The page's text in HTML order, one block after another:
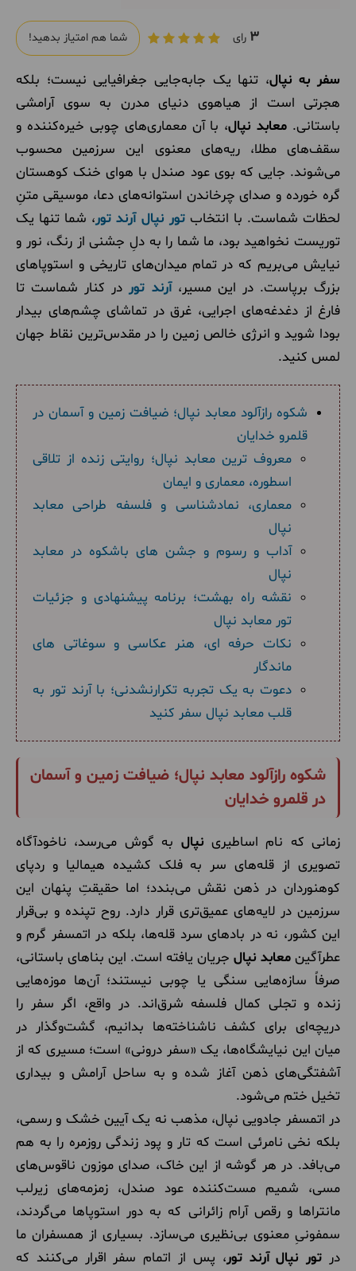
3 رای شما هم امتیاز بدهید!
سفر به نپال، تنها یک جابه‌جایی جغرافیایی نیست؛ بلکه
هجرتی است از هیاهوی دنیای مدرن به سوی آرامشی
باستانی. معابد نپال، با آن معماری‌های چوبی خیره‌کننده و
سقف‌های مطلا، ریه‌های معنوی این سرزمین محسوب
می‌شوند. جایی که بوی عود صندل با هوای خنک کوهستان
گره خورده و صدای چرخاندن استوانه‌های دعا، موسیقی متنِ
لحظات شماست. با انتخابتور نپال آرند تور، شما تنها یک
توریست نخواهید بود، ما شما را به دلِ جشنی از رنگ، نور و
نیایش می‌بریم که در تمام میدان‌های تاریخی و استوپاهای
بزرگ برپاست. در این مسیر،آرند تور در کنار شماست تا
فارغ از دغدغه‌های اجرایی، غرق در تماشای چشم‌های بیدار
بودا شوید و انرژی خالص زمین را در مقدس‌ترین نقاط جهان
لمس کنید.
شکوه رازآلود معابد نپال؛ ضیافت زمین و آسمان در
قلمرو خدایان
معروف ترین معابد نپال؛ روایتی زنده از تلاقی
اسطوره، معماری و ایمان
معماری، نمادشناسی و فلسفه طراحی معابد
نپال
آداب و رسوم و جشن های باشکوه در معابد
نپال
نقشه راه بهشت؛ برنامه پیشنهادی و جزئیات
تور معابد نپال
نکات حرفه ای، هنر عکاسی و سوغاتی های
ماندگار
دعوت به یک تجربه تکرارنشدنی؛ با آرند تور به
قلب معابد نپال سفر کنید
شکوه رازآلود معابد نپال؛ ضیافت زمین و آسمان
در قلمرو خدایان
زمانی که نام اساطیری نپال به گوش می‌رسد، ناخودآگاه
تصویری از قله‌های سر به فلک کشیده هیمالیا و ردپای
کوهنوردان در ذهن نقش می‌بندد؛ اما حقیقتِ پنهان این
سرزمین در لایه‌های عمیق‌تری قرار دارد. روح تپنده و بی‌قرار
این کشور، نه در بادهای سرد قله‌ها، بلکه در اتمسفر گرم و
عطرآگین معابد نپال جریان یافته است. این بناهای باستانی،
صرفاً سازه‌هایی سنگی یا چوبی نیستند؛ آن‌ها موزه‌هایی
زنده و تجلی کمال فلسفه شرق‌اند. در واقع، اگر سفر را
دریچه‌ای برای کشف ناشناخته‌ها بدانیم، گشت‌وگذار در
میان این نیایشگاه‌ها، یک «سفر درونی» است؛ مسیری که از
آشفتگی‌های ذهن آغاز شده و به ساحل آرامش و بیداری
تخیل ختم می‌شود.
در اتمسفر جادویی نپال، مذهب نه یک آیین خشک و رسمی،
بلکه نخی نامرئی است که تار و پود زندگی روزمره را به هم
می‌بافد. در هر گوشه از این خاک، صدای موزون ناقوس‌های
مسی، شمیم مست‌کننده عود صندل، زمزمه‌های زیرلب
مانتراها و رقص آرام زائرانی که به دور استوپاها می‌گردند،
سمفونیِ معنوی بی‌نظیری می‌سازد. بسیاری از همسفران ما
در تور نپال آرند تور، پس از اتمام سفر اقرار می‌کنند که